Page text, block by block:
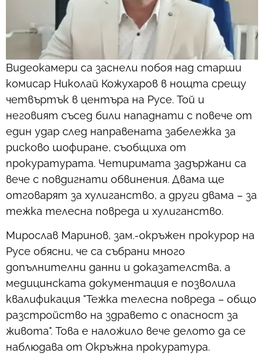
Видеокамери са заснели побоя над старши
комисар Николай Кожухаров в нощта срещу
четвъртък в центъра на Русе. Той и
неговият съсед били нападнати с повече от
един удар след направената забележка за
рисково шофиране, съобщиха от
прокуратурата. Четиримата задържани са
вече с повдигнати обвинения. Двама ще
отговарят за хулиганство, а други двама – за
тежка телесна повреда и хулиганство.
Мирослав Маринов, зам.-окръжен прокурор на
Русе обясни, че са събрани много
допълнителни данни и доказателства, а
медицинската документация е позволила
квалификация "Тежка телесна повреда – общо
разстройство на здравето с опасност за
живота". Това е наложило вече делото да се
наблюдава от Окръжна прокуратура.